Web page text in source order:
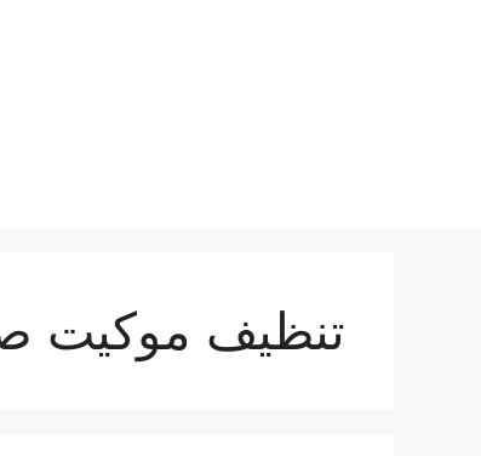
تنظيف موكيت